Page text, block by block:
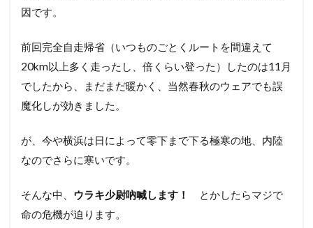
省不
0.2
しょ
ない
から
け
ど……
ディ
スク
ロー
因です。
前回完全自走帰省（いつものごとくルートを間違えて
20km以上多く走ったし、倍くらい登った）したのは11月
でしたから、まだまだ暖かく、当然春秋のウェアでも誤
魔化しが効きました。
が、今や横浜は日によって零下まで下る極寒の地、内陸
なのでさらに寒いです。
そんな中、 ウラキ少尉吶喊します！
とかしたらマジで
命の危機が迫ります。